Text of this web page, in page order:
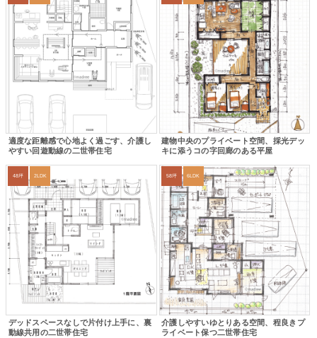
適度な距離感で心地よく過ごす、介護し
やすい回遊動線の二世帯住宅
建物中央のプライベート空間、採光デッ
キに添うコの字回廊のある平屋
48坪 2LDK
デッドスペースなしで片付け上手に、裏
動線共用の二世帯住宅
58坪 6LDK
介護しやすいゆとりある空間、程良きプ
ライベート保つ二世帯住宅